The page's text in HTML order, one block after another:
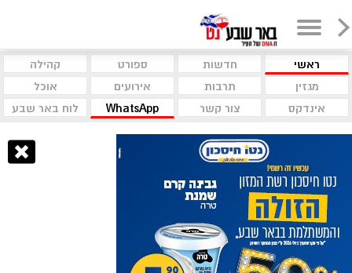
ראשי חדשות ספורט
קהילה
מגזין
תרבות אירועים
אוכל
אינדקס
צור קשר WhatsApp לוח באר שבע